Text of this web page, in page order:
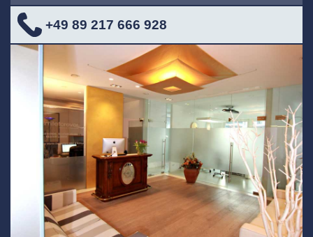
+49 89 217 666 928